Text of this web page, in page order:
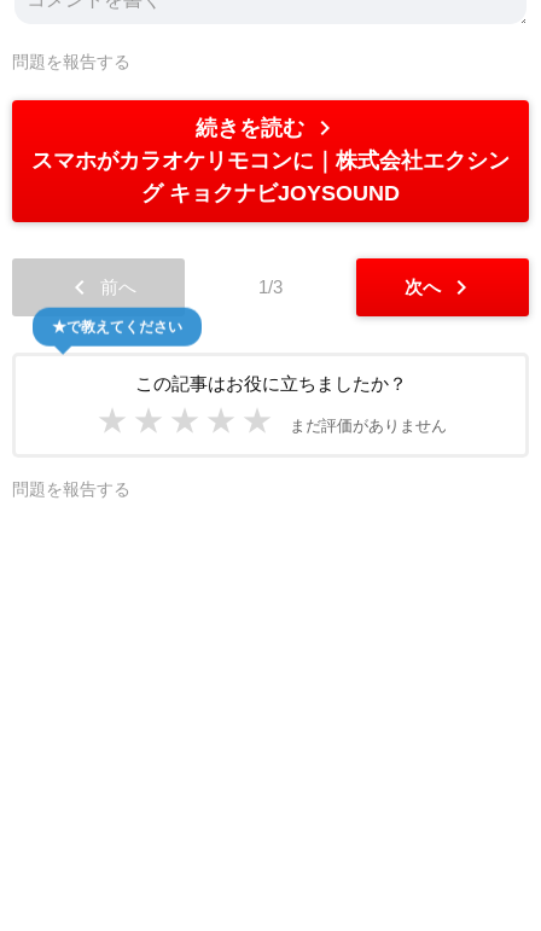
問題を報告する
続きを読む chevron_right
スマホがカラオケリモコンに｜株式会社エクシン
グ キョクナビJOYSOUND
chevron_left 前へ 1/3 次へ chevron_right
この記事はお役に立ちましたか？
★ ★ ★ ★ ★ まだ評価がありません
★で教えてください
問題を報告する